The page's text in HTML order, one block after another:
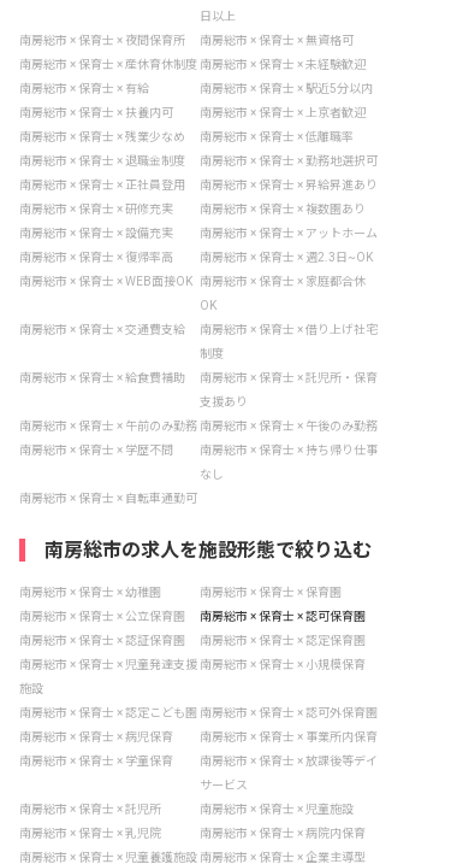
日以上
南房総市 × 保育士 × 夜間保育所
南房総市 × 保育士 × 無資格可
南房総市 × 保育士 × 産休育休制度 南房総市 × 保育士 × 未経験歓迎
南房総市 × 保育士 × 有給
南房総市 × 保育士 × 駅近5分以内
南房総市 × 保育士 × 扶養内可
南房総市 × 保育士 × 上京者歓迎
南房総市 × 保育士 × 残業少なめ
南房総市 × 保育士 × 低離職率
南房総市 × 保育士 × 退職金制度
南房総市 × 保育士 × 勤務地選択可
南房総市 × 保育士 × 正社員登用
南房総市 × 保育士 × 昇給昇進あり
南房総市 × 保育士 × 研修充実
南房総市 × 保育士 × 複数園あり
南房総市 × 保育士 × 設備充実
南房総市 × 保育士 × アットホーム
南房総市 × 保育士 × 復帰率高
南房総市 × 保育士 × 週2.3日~OK
南房総市 × 保育士 × WEB面接OK
南房総市 × 保育士 × 家庭都合休
OK
南房総市 × 保育士 × 交通費支給
南房総市 × 保育士 × 借り上げ社宅
制度
南房総市 × 保育士 × 給食費補助
南房総市 × 保育士 × 託児所・保育
支援あり
南房総市 × 保育士 × 午前のみ勤務 南房総市 × 保育士 × 午後のみ勤務
南房総市 × 保育士 × 学歴不問
南房総市 × 保育士 × 持ち帰り仕事
なし
南房総市 × 保育士 × 自転車通勤可
南房総市の求人を施設形態で絞り込む
南房総市 × 保育士 × 幼稚園
南房総市 × 保育士 × 保育園
南房総市 × 保育士 × 公立保育園
南房総市 × 保育士 × 認可保育園
南房総市 × 保育士 × 認証保育園
南房総市 × 保育士 × 認定保育園
南房総市 × 保育士 × 児童発達支援
施設
南房総市 × 保育士 × 小規模保育
南房総市 × 保育士 × 認定こども園 南房総市 × 保育士 × 認可外保育園
南房総市 × 保育士 × 病児保育
南房総市 × 保育士 × 事業所内保育
南房総市 × 保育士 × 学童保育
南房総市 × 保育士 × 放課後等デイ
サービス
南房総市 × 保育士 × 託児所
南房総市 × 保育士 × 児童施設
南房総市 × 保育士 × 乳児院
南房総市 × 保育士 × 病院内保育
南房総市 × 保育士 × 児童養護施設 南房総市 × 保育士 × 企業主導型